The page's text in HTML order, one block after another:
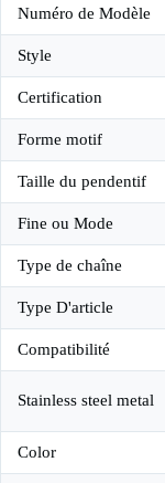
Numéro de Modèle
Style
Certification
Forme motif
Taille du pendentif
Fine ou Mode
Type de chaîne
Type D'article
Compatibilité
Stainless steel metal
Color